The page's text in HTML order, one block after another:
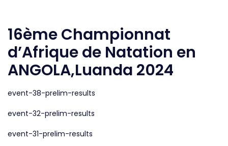
16ème Championnat
d’Afrique de Natation en
ANGOLA,Luanda 2024
event-38-prelim-results
event-32-prelim-results
event-31-prelim-results